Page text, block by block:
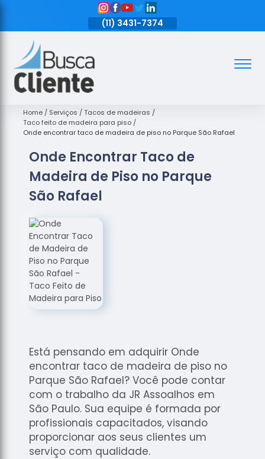
(11) 3431-7374
Assoalhos
de Madeira
Decks de
Empresas
de
Assoalhos
de Madeira
Loja de
Assoalhos
Raspagem
de
Assoalhos
Raspagem
de Tacos
de
Madeiras
Raspagens
de Pisos
Tacos de
Madeiras
Home Serviços
Tacos de madeiras
Taco feito de madeira para piso
Onde encontrar taco de madeira de piso no Parque São Rafael
Onde Encontrar Taco de
Madeira de Piso no Parque
São Rafael
Está pensando em adquirir Onde
encontrar taco de madeira de piso no
Parque São Rafael? Você pode contar
com o trabalho da JR Assoalhos em
São Paulo. Sua equipe é formada por
profissionais capacitados, visando
proporcionar aos seus clientes um
serviço com qualidade.